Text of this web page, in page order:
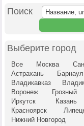
Поиск
Выберите город
Все Москва
Астрахань
Барнаул
Владикавказ
Воронеж
Грозный
Иркутск
Казань
Красноярск
Нижний Новгород